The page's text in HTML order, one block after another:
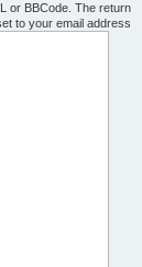
or BBCode. The return
to your email address.